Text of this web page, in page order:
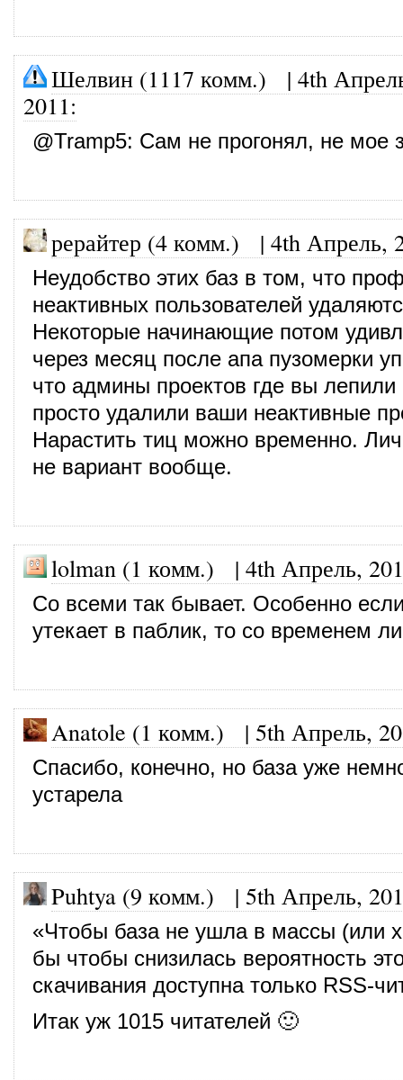
Шелвин (1117 комм.) | 4th
2011:
@Tramp5: Сам не прогонял, не мое
рерайтер (4 комм.) | 4th Апрель,
Неудобство этих баз в том, что
неактивных пользователей
Некоторые начинающие потом
через месяц после апа пузомерки
что админы проектов где вы лепили
просто удалили ваши неактивные
Нарастить тиц можно временно.
не вариант вообще.
lolman (1 комм.) | 4th Апрель,
Со всеми так бывает. Особенно
утекает в паблик, то со временем
Anatole (1 комм.) | 5th Апрель,
Спасибо, конечно, но база уже
устарела
Puhtya (9 комм.) | 5th Апрель,
«Чтобы база не ушла в массы (или
бы чтобы снизилась вероятность
скачивания доступна только RSS-
Итак уж 1015 читателей 🙂